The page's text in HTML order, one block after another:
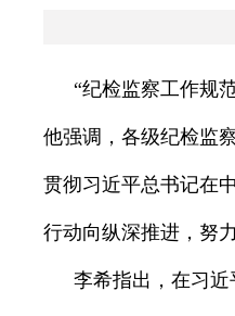
“纪检监察工作规
他强调，各级纪检监
贯彻习近平总书记在
行动向纵深推进，努
李希指出，在习